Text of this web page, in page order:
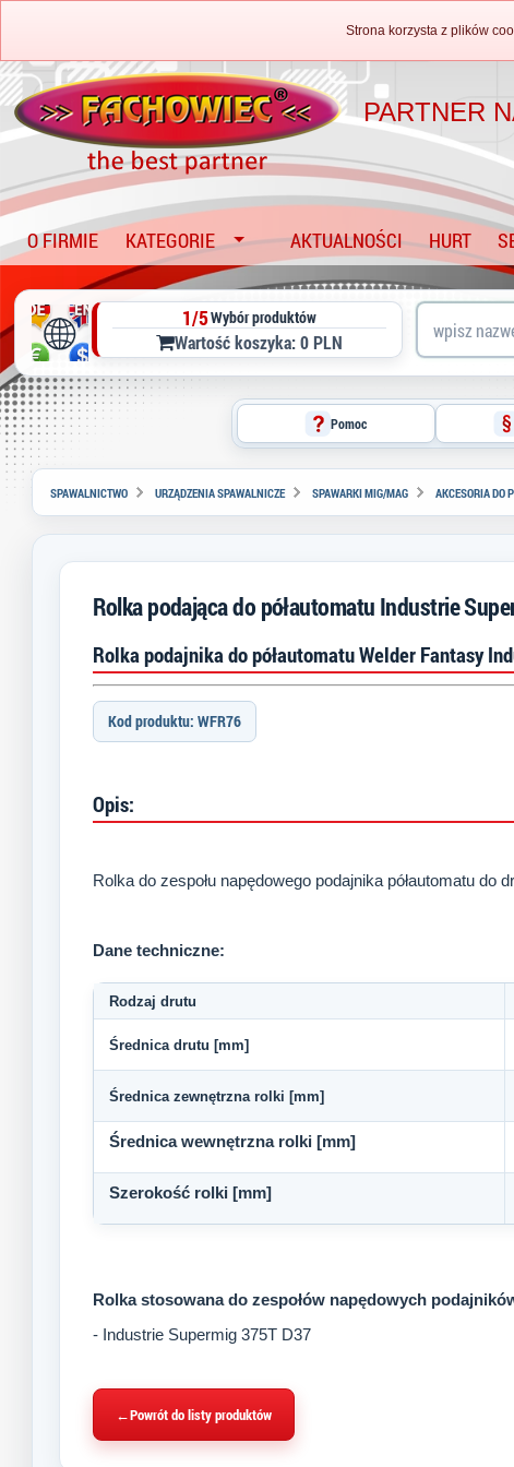
Strona korzysta z plików
PARTNER
O FIRMIE KATEGORIE AKTUALNOŚCI HURT
1/5Wybór produktów
Wartość koszyka: 0 PLN
Pomoc
SPAWALNICTWO URZĄDZENIA SPAWALNICZE SPAWARKI MIG/MAG AKCESORIA DO
Rolka podająca do półautomatu Industrie
Rolka podajnika do półautomatu Welder Fantasy
Kod produktu: WFR76
Opis:
Rolka do zespołu napędowego podajnika półautomatu do
Dane techniczne:
Rodzaj drutu
Średnica drutu [mm]
Średnica zewnętrzna rolki [mm]
Średnica wewnętrzna rolki [mm]
Szerokość rolki [mm]
Rolka stosowana do zespołów napędowych
- Industrie Supermig 375T D37
←Powrót do listy produktów